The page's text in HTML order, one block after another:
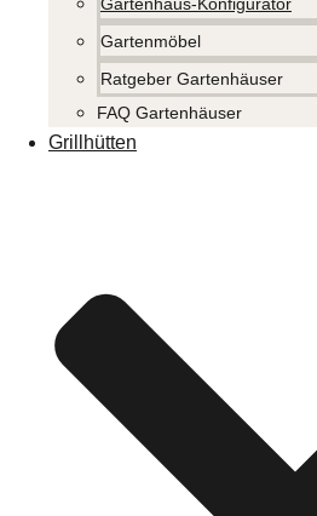
Gartenhaus-Konfigurator
Gartenmöbel
Ratgeber Gartenhäuser
FAQ Gartenhäuser
Grillhütten